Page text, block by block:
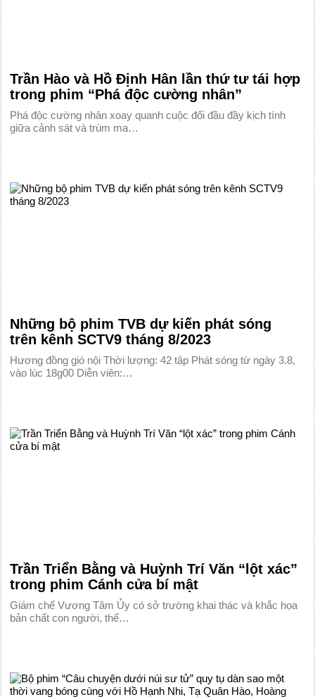
Trần Hào và Hồ Định Hân lần thứ tư tái hợp
trong phim “Phá độc cường nhân”
Phá độc cường nhân xoay quanh cuộc đối đầu đầy kịch tính
giữa cảnh sát và trùm ma…
Những bộ phim TVB dự kiến phát sóng
trên kênh SCTV9 tháng 8/2023
Hương đồng gió nội Thời lượng: 42 tập Phát sóng từ ngày 3.8,
vào lúc 18g00 Diễn viên:…
Trần Triển Bằng và Huỳnh Trí Văn “lột xác”
trong phim Cánh cửa bí mật
Giám chế Vương Tâm Ủy có sở trường khai thác và khắc họa
bản chất con người, thể…